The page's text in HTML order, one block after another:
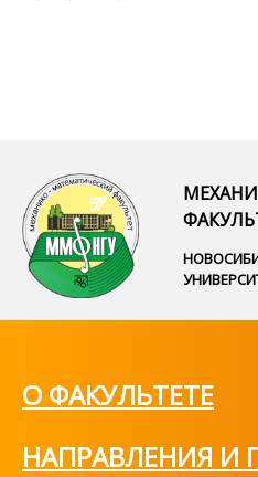
О ФАКУЛЬТЕТЕ
НАПРАВЛЕНИЯ И